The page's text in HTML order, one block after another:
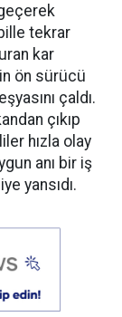
tekrar
kar
ön sürücü
çaldı.
çıkıp
hızla olay
anı bir iş
yansıdı.